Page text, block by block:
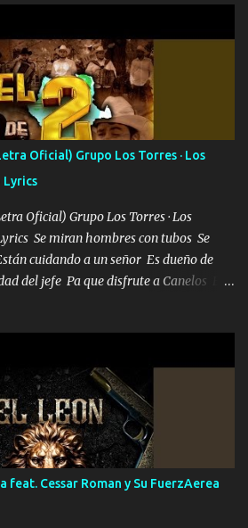
Porque ahora soy su pesadilla, lo sé
no lo niegues Tengo de rodillas a otras
no me detienen Soy yo la mente que
vida es tan sencilla No lo entenderías en
lo que tengo nadie lo tiene Una me está
a llamar Quiere que vaya a verla y que
me están pidiendo que las saque a
par de conciertos más que llenar Se
Oficial) Grupo Los Torres · Los
Lyrics
Oficial) Grupo Los Torres · Los
Se miran hombres con tubos Se
cuidando a un señor Es dueño de
del jefe Pa que disfrute a Canelos Es
es platica de grandes por eso hay
instrucciones para atender los deberes
problema de confianza tengo gente
y también Pariente 7 arreglan
es cuestión que ordené NOS HACE
CLAVE ERA EL 24 SIEMPRE FUE UN
ALGO M'URIÓ PELEAND0 SIEMPRE
QUE SIGA EL LEGADO Es el DOS de
feat. Cessar Roman y Su FuerzAerea